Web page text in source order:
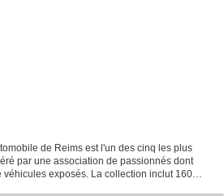
de Reims est l'un des cinq les plus
par une association de passionnés dont
exposés. La collection inclut 160